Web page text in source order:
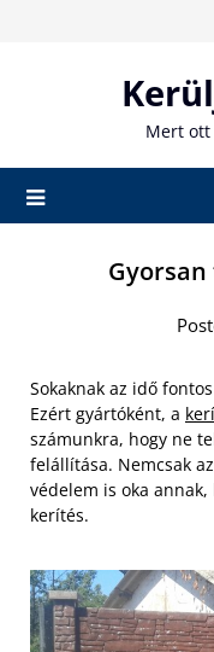
Mert ott
Sokaknak az idő
Ezért gyártóként, a
számunkra, hogy ne
felállítása. Nemcsak
védelem is oka
kerítés.